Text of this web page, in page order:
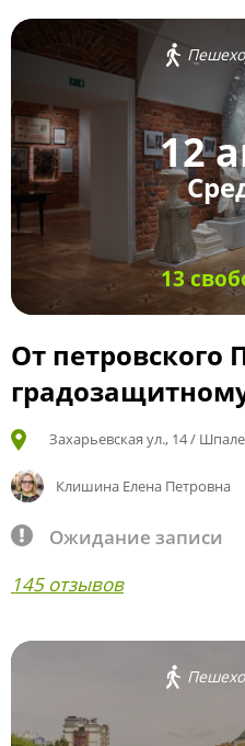
12
13
От петровского
Захарьевская ул., 14 /
Клишина Елена Петровна
Ожидание записи
145 отзывов